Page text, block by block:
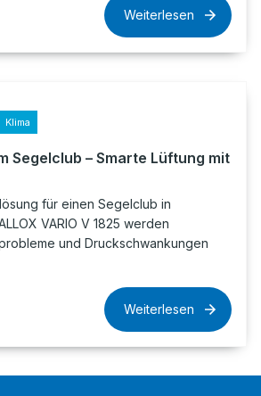
Weiterlesen
Klima
Segelclub – Smarte Lüftung mit
für einen Segelclub in
VARIO V 1825 werden
und Druckschwankungen
Weiterlesen